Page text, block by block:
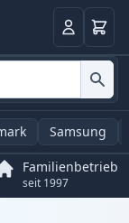
Anmelden
Samsung
Familienbetrieb
seit 1997